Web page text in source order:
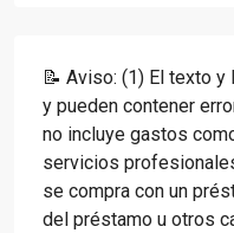
📝 Aviso: (1) El texto
y pueden contener
no incluye gastos
servicios
se compra con un
del préstamo u otros